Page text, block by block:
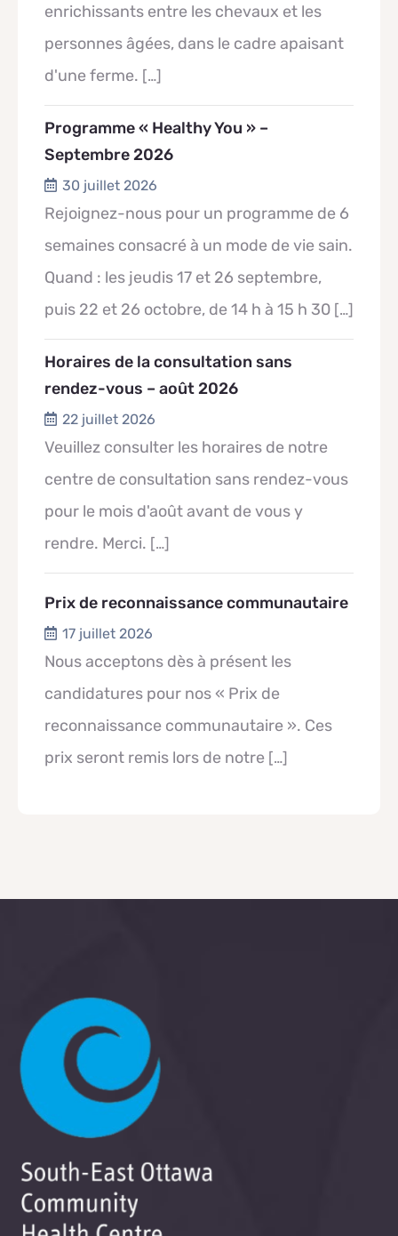
enrichissants entre les chevaux et les
personnes âgées, dans le cadre apaisant
d'une ferme. […]
Programme « Healthy You » –
Septembre 2026
30 juillet 2026
Rejoignez-nous pour un programme de 6
semaines consacré à un mode de vie sain.
Quand : les jeudis 17 et 26 septembre,
puis 22 et 26 octobre, de 14 h à 15 h 30 […]
Horaires de la consultation sans
rendez-vous – août 2026
22 juillet 2026
Veuillez consulter les horaires de notre
centre de consultation sans rendez-vous
pour le mois d'août avant de vous y
rendre. Merci. […]
Prix de reconnaissance communautaire
17 juillet 2026
Nous acceptons dès à présent les
candidatures pour nos « Prix de
reconnaissance communautaire ». Ces
prix seront remis lors de notre […]